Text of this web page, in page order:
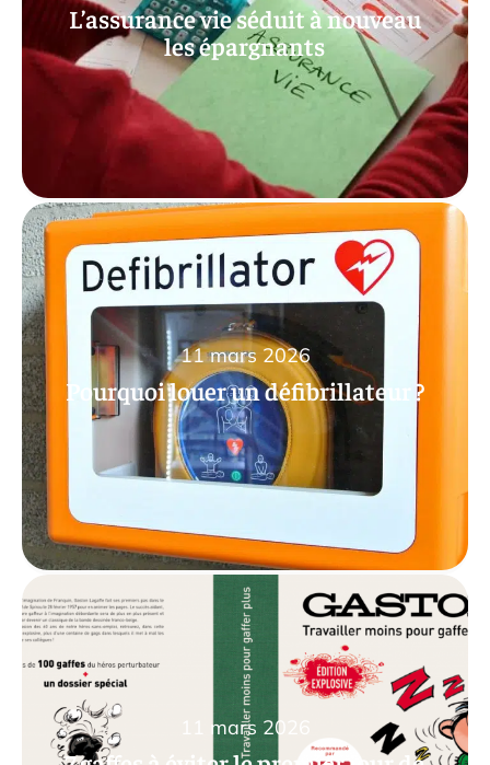
L’assurance vie séduit à nouveau
les épargnants
Pourquoi louer un défibrillateur ?
11 mars 2026
11 mars 2026